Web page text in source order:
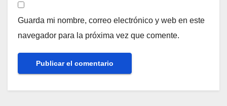
Guarda mi nombre, correo electrónico y web en este
navegador para la próxima vez que comente.